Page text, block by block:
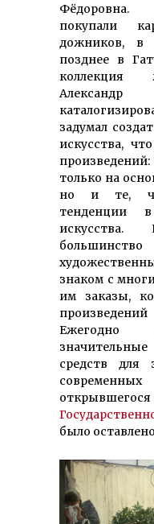
Фёдоровна.
покупали
дожников, в
позднее в
коллекция
задумал
искусства,
только на
но и те,
тенденции
искусства.
знаком с
им заказы,
Ежегодно
средств для
было